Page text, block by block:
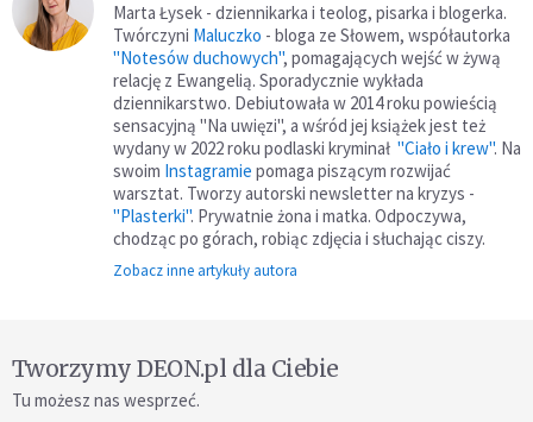
Marta Łysek - dziennikarka i teolog, pisarka i blogerka.
Twórczyni Maluczko - bloga ze Słowem, współautorka
"Notesów duchowych", pomagających wejść w żywą
relację z Ewangelią. Sporadycznie wykłada
dziennikarstwo. Debiutowała w 2014 roku powieścią
sensacyjną "Na uwięzi", a wśród jej książek jest też
wydany w 2022 roku podlaski kryminał "Ciało i krew". Na
swoim Instagramie pomaga piszącym rozwijać
warsztat. Tworzy autorski newsletter na kryzys -
"Plasterki". Prywatnie żona i matka. Odpoczywa,
chodząc po górach, robiąc zdjęcia i słuchając ciszy.
Zobacz inne artykuły autora
Tworzymy DEON.pl dla Ciebie
Tu możesz nas wesprzeć.